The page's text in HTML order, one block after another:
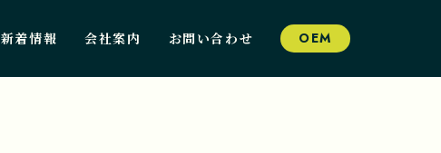
新着情報 会社案内 お問い合わせ OEM